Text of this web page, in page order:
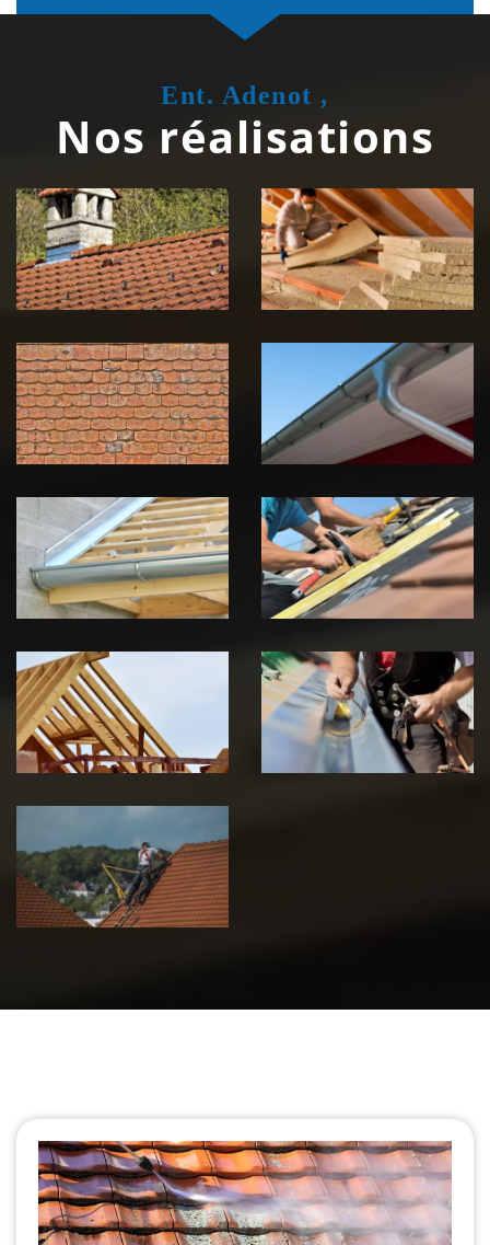
Ent. Adenot ,
Nos réalisations
Couvreur
zingueur 39
Jura
Isolation de
toiture 39
Jura
démoussage de
toiture 39
Jura
pose de
gouttière 39
Jura
Pose de
Chéneau 39
Jura
Réparation de
toiture 39
Jura
Traitement de
charpente 39
Jura
Travaux de
zinguerie 39
Jura
Urgence fuite
de toiture 39
Jura